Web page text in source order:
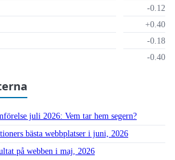
-0.12
+0.40
-0.18
-0.40
juli 2026: Vem tar hem segern?
bästa webbplatser i juni, 2026
på webben i maj, 2026